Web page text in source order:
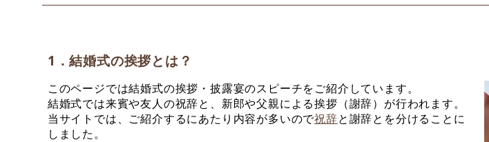
1．結婚式の挨拶とは？
このページでは結婚式の挨拶・披露宴のスピーチをご紹介しています。
結婚式では来賓や友人の祝辞と、新郎や父親による挨拶（謝辞）が行われます。
当サイトでは、ご紹介するにあたり内容が多いので祝辞と謝辞とを分けることに
しました。